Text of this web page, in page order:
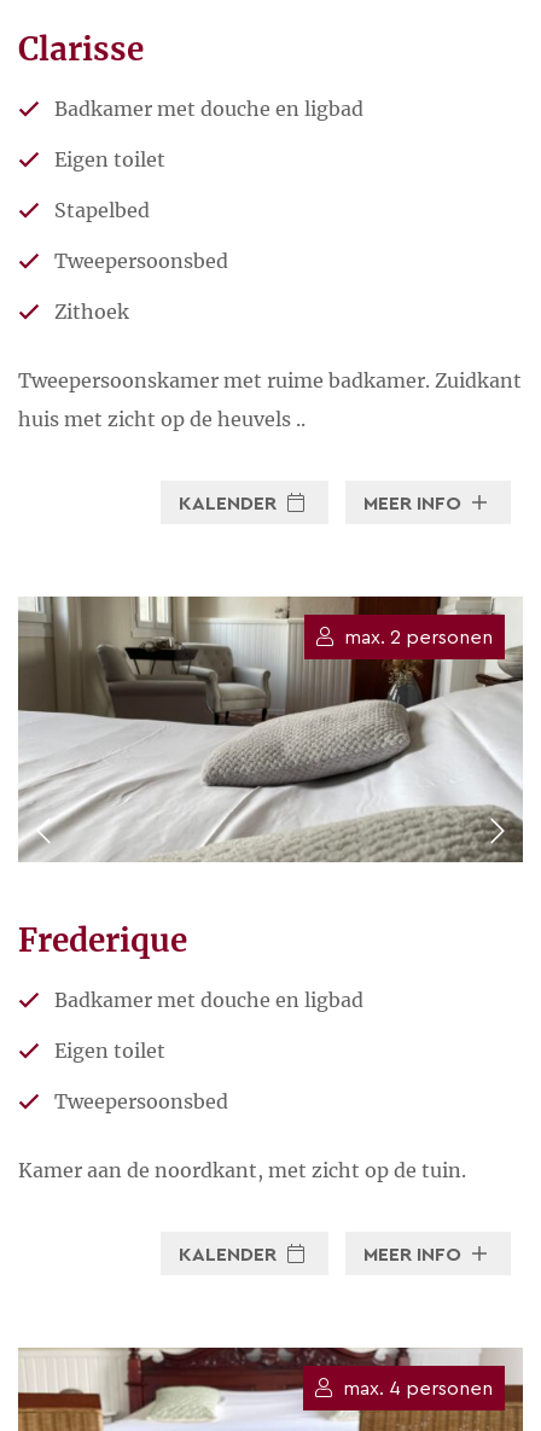
Clarisse
Badkamer met douche en ligbad
Eigen toilet
Stapelbed
Tweepersoonsbed
Zithoek
Tweepersoonskamer met ruime badkamer. Zuidkant
huis met zicht op de heuvels ..
KALENDER MEER INFO
max. 2 personen
Frederique
Badkamer met douche en ligbad
Eigen toilet
Tweepersoonsbed
Kamer aan de noordkant, met zicht op de tuin.
KALENDER MEER INFO
max. 4 personen